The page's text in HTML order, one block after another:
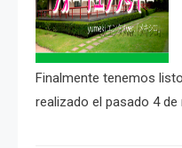
Finalmente tenemos
realizado el pasado 4